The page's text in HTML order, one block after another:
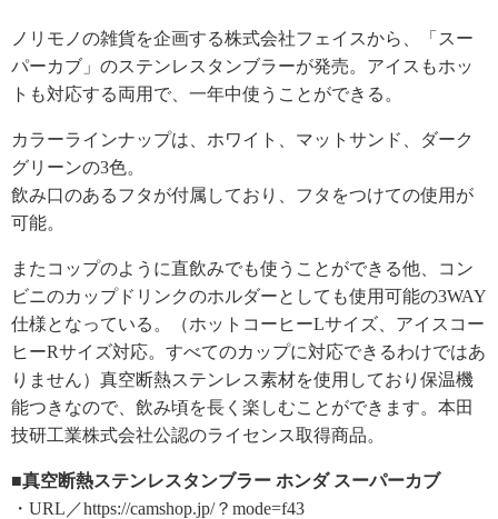
ノリモノの雑貨を企画する株式会社フェイスから、「スー
パーカブ」のステンレスタンブラーが発売。アイスもホッ
トも対応する両用で、一年中使うことができる。
カラーラインナップは、ホワイト、マットサンド、ダーク
グリーンの3色。
飲み口のあるフタが付属しており、フタをつけての使用が
可能。
またコップのように直飲みでも使うことができる他、コン
ビニのカップドリンクのホルダーとしても使用可能の3WAY
仕様となっている。（ホットコーヒーLサイズ、アイスコー
ヒーRサイズ対応。すべてのカップに対応できるわけではあ
りません）真空断熱ステンレス素材を使用しており保温機
能つきなので、飲み頃を長く楽しむことができます。本田
技研工業株式会社公認のライセンス取得商品。
■真空断熱ステンレスタンブラー ホンダ スーパーカブ
・URL／https://camshop.jp/？mode=f43